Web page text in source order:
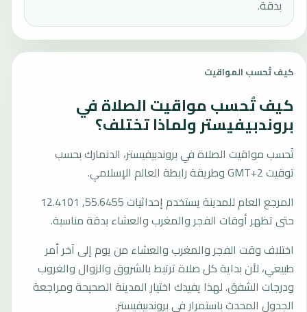
بدقة.
كيف تُحسب المواقيت
كيف تُحسب مواقيت الصلاة في
بروندبيفيستر ولماذا تختلف؟
تُحسب مواقيت الصلاة في بروندبيفيستر، الدنمارك بحسب
توقيت GMT+2 وطريقة رابطة العالم الإسلامي.
المرجع العام للمدينة يستخدم إحداثيات 55.6455, 12.4101
حتى تظهر أوقات الفجر والمغرب والعشاء بدقة مناسبة.
اختلاف وقت الفجر والمغرب والعشاء من يوم إلى آخر أمر
طبيعي، لأن بداية كل صلاة ترتبط بالشروق والزوال والغروب
ودرجات الشفق. لهذا يفيدك اختيار المدينة الصحيحة ومراجعة
الجدول المحدث باستمرار في بروندبيفيستر.